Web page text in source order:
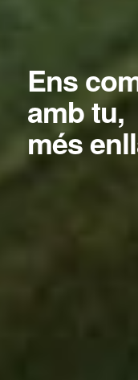
Ens
amb tu,
més